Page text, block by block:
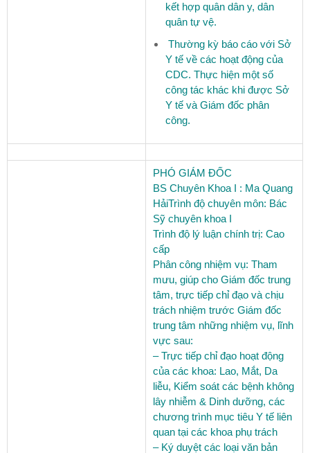
kết hợp quân dân y, dân
quân tự vệ.
Thường kỳ báo cáo với Sở
Y tế về các hoạt động của
CDC. Thực hiện một số
công tác khác khi được Sở
Y tế và Giám đốc phân
công.
PHÓ GIÁM ĐỐC
BS Chuyên Khoa I : Ma Quang
HảiTrình độ chuyên môn: Bác
Sỹ chuyên khoa I
Trình độ lý luận chính trị: Cao
cấp
Phân công nhiệm vụ: Tham
mưu, giúp cho Giám đốc trung
tâm, trực tiếp chỉ đạo và chịu
trách nhiệm trước Giám đốc
trung tâm những nhiệm vụ, lĩnh
vực sau:
– Trực tiếp chỉ đạo hoạt động
của các khoa: Lao, Mắt, Da
liễu, Kiểm soát các bệnh không
lây nhiễm & Dinh dưỡng, các
chương trình mục tiêu Y tế liên
quan tại các khoa phụ trách
– Ký duyệt các loại văn bản